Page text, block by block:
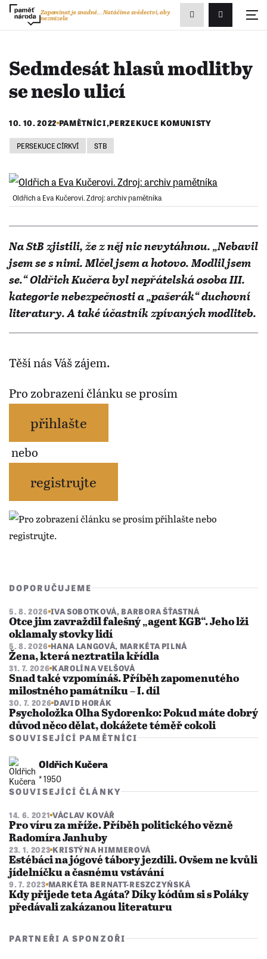
Přihlášení/
Zapomínat je snadné...Natáčíme svědectví, aby
nezmizela
Zobrazit
vyhledávání
Sedmdesát hlasů modlitby
se neslo ulicí
10. 10. 2022 PAMĚTNÍCI,PERZEKUCE KOMUNISTY
PERSEKUCE CÍRKVÍ STB
Oldřich a Eva Kučerovi. Zdroj: archiv pamětníka
Na StB zjistili, že z něj nic nevytáhnou. „Nebavil
jsem se s nimi. Mlčel jsem a hotovo. Modlil jsem
se.“ Oldřich Kučera byl nepřátelská osoba III.
kategorie nebezpečnosti a „pašerák“ duchovní
literatury. A také účastník zpívaných modliteb.
Těší nás Váš zájem.
Pro zobrazení článku se prosím
přihlašte
nebo
registrujte
DOPORUČUJEME
5. 8. 2026 IVA SOBOTKOVÁ, BARBORA ŠŤASTNÁ
Otce jim zavraždil falešný „agent KGB“. Jeho lži
oklamaly stovky lidí
5. 8. 2026 HANA LANGOVÁ, MARKÉTA PILNÁ
Žena, která neztratila křídla
31. 7. 2026 KAROLÍNA VELŠOVÁ
Snad také vzpomínáš. Příběh zapomenutého
milostného památníku – I. díl
30. 7. 2026 DAVID HORÁK
Psycholožka Olha Sydorenko: Pokud máte dobrý
důvod něco dělat, dokážete téměř cokoli
SOUVISEJÍCÍ PAMĚTNÍCI
Oldřich Kučera
* 1950
SOUVISEJÍCÍ ČLÁNKY
14. 6. 2021 VÁCLAV KOVÁŘ
Pro víru za mříže. Příběh politického vězně
Radomíra Janhuby
23. 1. 2023 KRISTÝNA HIMMEROVÁ
Estébáci na jógové tábory jezdili. Ovšem ne kvůli
jídelníčku a časnému vstávání
9. 7. 2023 MARKÉTA BERNATT-RESZCZYŃSKÁ
Kdy přijede teta Agáta? Díky kódům si s Poláky
předávali zakázanou literaturu
PARTNEŘI A SPONZOŘI